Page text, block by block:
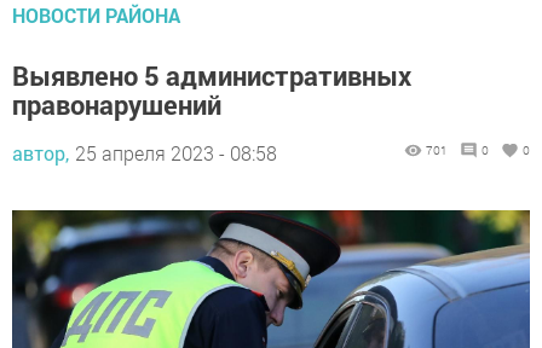
НОВОСТИ РАЙОНА
Выявлено 5 административных
правонарушений
автор, 25 апреля 2023 - 08:58 701 0 0